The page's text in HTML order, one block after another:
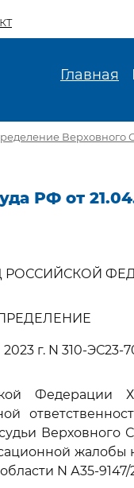
Главная
Верховного
РФ от
РОССИЙСКОЙ
2023 г. N 310-ЭС23-
Федерации
Верховного
жалобы
N А35-9147/